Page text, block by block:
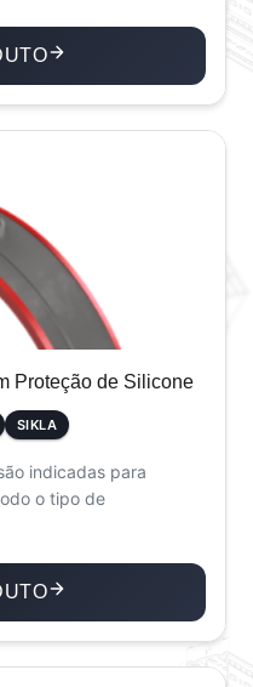
Proteção de Silicone
SIKLA
indicadas para
o tipo de